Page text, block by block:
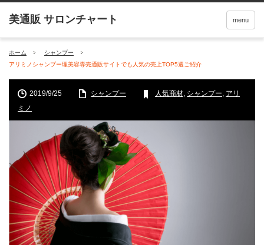
menu
ホーム
シャンプー
アリミノシャンプー理美容専売通販サイトでも人気の売上TOP5選ご紹介
2019/9/25 シャンプー 人気商材, シャンプー, アリ
ミノ